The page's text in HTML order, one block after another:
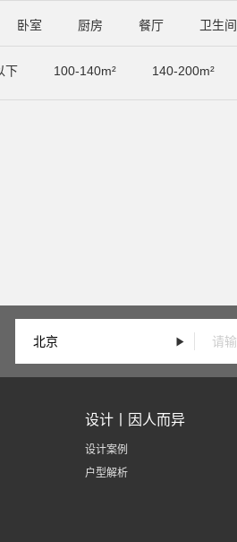
卧室 厨房 餐厅 卫生间
下 100-140m² 140-200m²
设计丨因人而异
设计案例
户型解析